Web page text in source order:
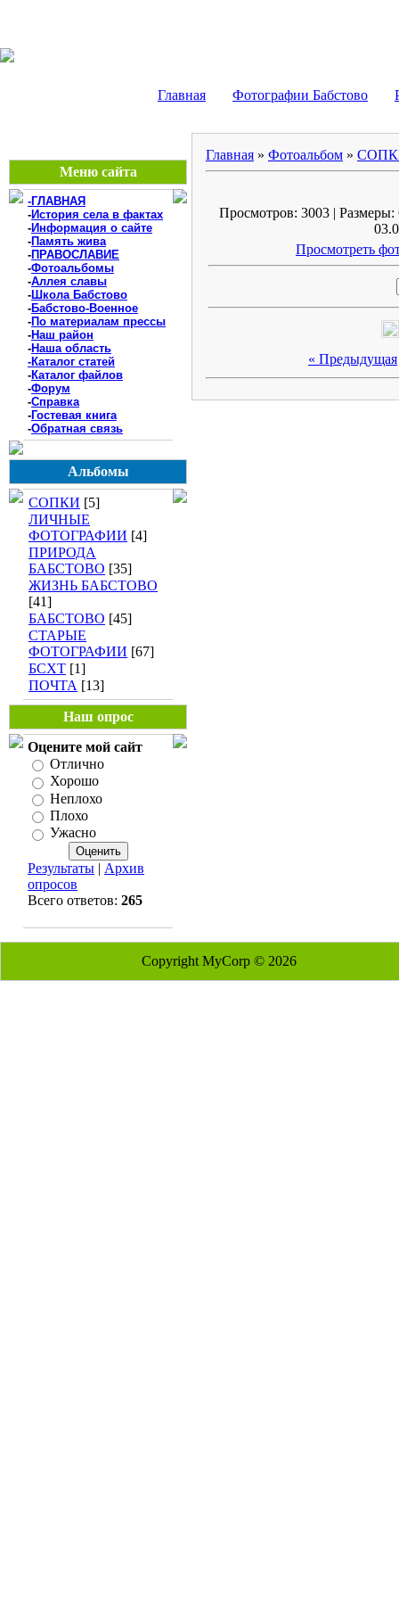
Главная Фотографии Бабстово
Меню сайта
-ГЛАВНАЯ
-История села в фактах
-Информация о сайте
-Память жива
-ПРАВОСЛАВИЕ
-Фотоальбомы
-Аллея славы
-Школа Бабстово
-Бабстово-Военное
-По материалам прессы
-Наш район
-Наша область
-Каталог статей
-Каталог файлов
-Форум
-Справка
-Гостевая книга
-Обратная связь
Альбомы
СОПКИ [5]
ЛИЧНЫЕ
ФОТОГРАФИИ [4]
ПРИРОДА
БАБСТОВО [35]
ЖИЗНЬ БАБСТОВО
[41]
БАБСТОВО [45]
СТАРЫЕ
ФОТОГРАФИИ [67]
БСХТ [1]
ПОЧТА [13]
Наш опрос
Оцените мой сайт
Отлично
Хорошо
Неплохо
Плохо
Ужасно
Результаты | Архив
опросов
Всего ответов: 265
Главная » Фотоальбом »
Просмотров: 3003 |
Просмотреть
« Предыдущая
Copyright MyCorp © 2026